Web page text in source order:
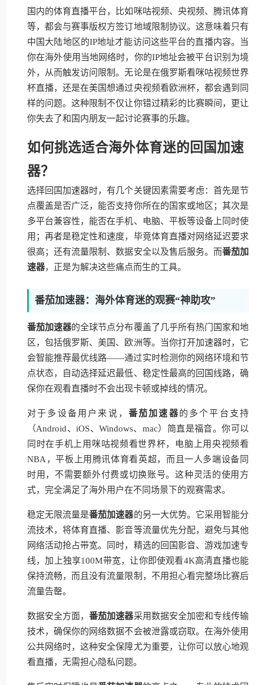
国内的体育直播平台，比如咪咕视频、央视频、腾讯体育
等，都会与赛事版权方签订地域限制协议。这意味着只有
中国大陆地区的IP地址才能访问这些平台的直播内容。当
你在海外使用当地网络时，你的IP地址会被平台识别为境
外，从而触发访问限制。无论是在俄罗斯看咪咕视频世界
杯直播，还是在美国想通过央视频看欧洲杯，都会遇到同
样的问题。这种限制不仅让你错过精彩的比赛瞬间，更让
你失去了和国内朋友一起讨论赛事的乐趣。
如何挑选适合海外体育迷的回国加速
器？
选择回国加速器时，有几个关键因素需要考虑：首先是节
点覆盖是否广泛，能否支持你所在的国家或地区；其次是
多平台兼容性，能否在手机、电脑、平板等设备上同时使
用；再者是稳定性和速度，毕竟体育直播对网络延迟要求
很高；还有流量限制、数据安全以及售后服务。而番茄加
速器，正是为解决这些痛点而生的工具。
番茄加速器：海外体育迷的观赛“神助攻”
番茄加速器的全球节点分布覆盖了几乎所有热门国家和地
区，包括俄罗斯、美国、欧洲等。当你打开加速器时，它
会智能推荐最优线路——通过实时检测你的网络环境和节
点状态，自动选择延迟最低、稳定性最高的回国线路，确
保你在观看直播时不会出现卡顿或掉线的情况。
对于多设备用户来说， 番茄加速器的多个平台支持
（Android、iOS、Windows、mac）简直是福音。你可以
同时在手机上用咪咕视频看世界杯，电脑上用央视频看
NBA，平板上用腾讯体育看英超，而且一人多端设备同
时用，不需要额外付费或切换账号。这种灵活的使用方
式，完全满足了海外用户在不同场景下的观赛需求。
稳定无限流量是番茄加速器的另一大优势。它采用智能分
流技术，将体育直播、影音等流量优先分配，避免与其他
网络活动抢占带宽。同时，精选的回国影音、游戏加速专
线，加上独享100M带宽，让你即使观看4K高清直播也能
保持流畅，而且没有流量限制，不用担心看完整场比赛后
流量告罄。
数据安全方面，番茄加速器采用数据安全加密和专线传输
技术，确保你的网络数据不会被泄露或窃取。在海外使用
公共网络时，这种安全保障尤为重要，让你可以放心地观
看直播，无需担心隐私问题。